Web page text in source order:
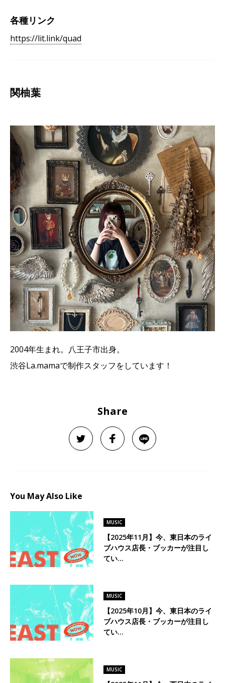
各種リンク
https://lit.link/quad
関柚葉
2004年生まれ。八王子市出身。
渋谷La.mamaで制作スタッフをしています！
Share
You May Also Like
MUSIC
【2025年11月】今、東日本のライ
ブハウス店長・ブッカーが注目し
てい…
MUSIC
【2025年10月】今、東日本のライ
ブハウス店長・ブッカーが注目し
てい…
MUSIC